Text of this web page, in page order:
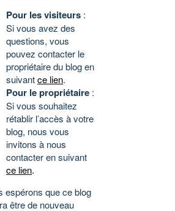
Pour les visiteurs :
Si vous avez des
questions, vous
pouvez contacter le
propriétaire du blog en
suivantce lien.
Pour le propriétaire :
Si vous souhaitez
rétablir l’accès à votre
blog, nous vous
invitons à nous
contacter en suivant
ce lien.
espérons que ce blog
être de nouveau